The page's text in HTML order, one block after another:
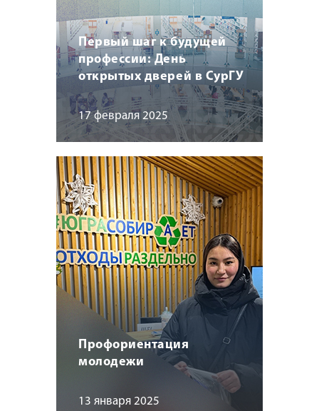
Первый шаг к будущей
профессии: День
открытых дверей в СурГУ
17 февраля 2025
Профориентация
молодежи
13 января 2025